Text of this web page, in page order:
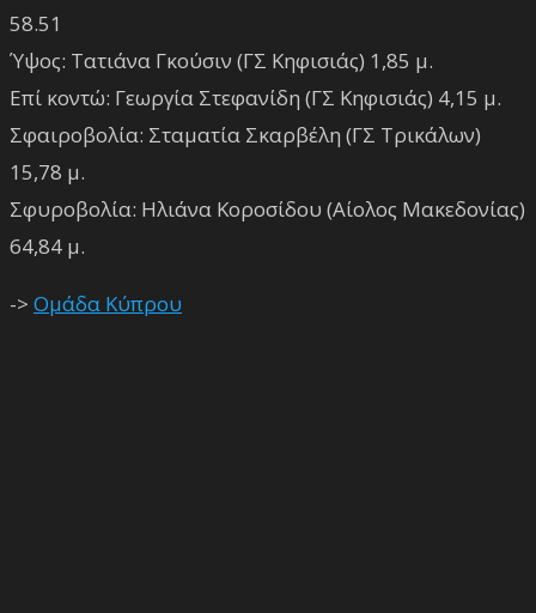
58.51
Ύψος: Τατιάνα Γκούσιν (ΓΣ Κηφισιάς) 1,85 μ.
Επί κοντώ: Γεωργία Στεφανίδη (ΓΣ Κηφισιάς) 4,15 μ.
Σφαιροβολία: Σταματία Σκαρβέλη (ΓΣ Τρικάλων)
15,78 μ.
Σφυροβολία: Ηλιάνα Κοροσίδου (Αίολος Μακεδονίας)
64,84 μ.
-> Ομάδα Κύπρου